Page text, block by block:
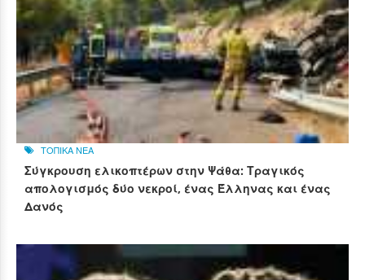
ΤΟΠΙΚΑ ΝΕΑ
Σύγκρουση ελικοπτέρων στην Ψάθα: Τραγικός
απολογισμός δύο νεκροί, ένας Έλληνας και ένας
Δανός